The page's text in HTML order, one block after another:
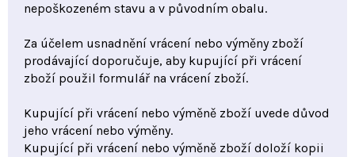
nepoškozeném stavu a v původním obalu.
Za účelem usnadnění vrácení nebo výměny zboží
prodávající doporučuje, aby kupující při vrácení
zboží použil formulář na vrácení zboží.
Kupující při vrácení nebo výměně zboží uvede důvod
jeho vrácení nebo výměny.
Kupující při vrácení nebo výměně zboží doloží kopii